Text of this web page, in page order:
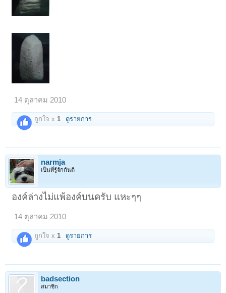
14 ตุลาคม 2010
ถูกใจ x 1 ดูรายการ
narmja
เป็นที่รู้จักกันดี
องค์ล่างไม่แพ้องค์บนครับ แหะๆๆ
14 ตุลาคม 2010
ถูกใจ x 1 ดูรายการ
badsection
สมาชิก